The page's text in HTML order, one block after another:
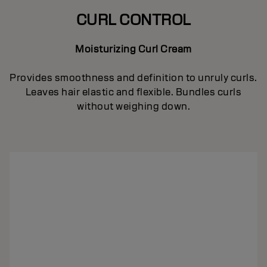
CURL CONTROL
Moisturizing Curl Cream
Provides smoothness and definition to unruly curls.
Leaves hair elastic and flexible. Bundles curls
without weighing down.